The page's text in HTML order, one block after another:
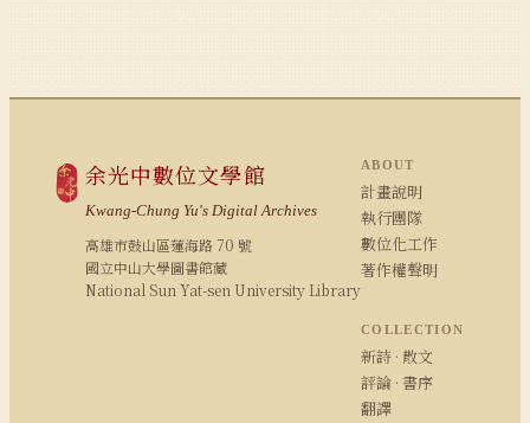
余光中數位文學館
Kwang-Chung Yu's Digital Archives
高雄市鼓山區蓮海路 70 號
國立中山大學圖書館藏
National Sun Yat-sen University Library
ABOUT
計畫說明
執行團隊
數位化工作
著作權聲明
COLLECTION
新詩 · 散文
評論 · 書序
翻譯